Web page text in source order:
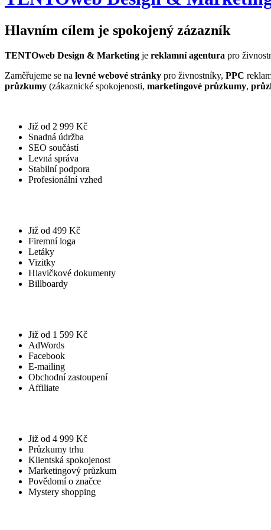
Hlavním cílem je spokojený zázazník
TENTOweb Design & Marketing je reklamní agentura pro
Zaměřujeme se na levné webové stránky pro živnostníky, PPC
průzkumy (zákaznické spokojenosti, marketingové průzkumy,
Již od 2 999 Kč
Snadná údržba
SEO součástí
Levná správa
Stabilní podpora
Profesionální vzhed
Již od 499 Kč
Firemní loga
Letáky
Vizitky
Hlavičkové dokumenty
Billboardy
Již od 1 599 Kč
AdWords
Facebook
E-mailing
Obchodní zastoupení
Affiliate
Již od 4 999 Kč
Průzkumy trhu
Klientská spokojenost
Marketingový průzkum
Povědomí o značce
Mystery shopping